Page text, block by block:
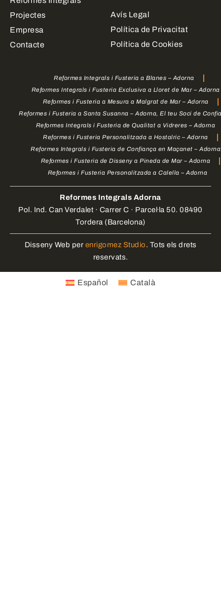
Projectes
Empresa
Contacte
Avís Legal
Política de Privacitat
Política de Cookies
Reformes Integrals i Fusteria a Blanes – Adorna
Reformes Integrals i Fusteria Exclusiva a Lloret de Mar – Adorna
Reformes i Fusteria a Mesura a Malgrat de Mar – Adorna
Reformes i Fusteria a Santa Susanna – Adorna, El teu Soci de
Reformes Integrals i Fusteria de Qualitat a Vidreres – Adorna
Reformes i Fusteria Personalitzada a Hostalric – Adorna
Reformes Integrals i Fusteria de Confiança en Maçanet – Adorna
Reformes i Fusteria de Disseny a Pineda de Mar – Adorna
Reformes i Fusteria Personalitzada a Calella – Adorna
Reformes Integrals Adorna
Pol. Ind. Can Verdalet · Carrer C · Parcel·la 50. 08490
Tordera (Barcelona)
Disseny Web per enrigomez Studio. Tots els drets
reservats.
Español Català